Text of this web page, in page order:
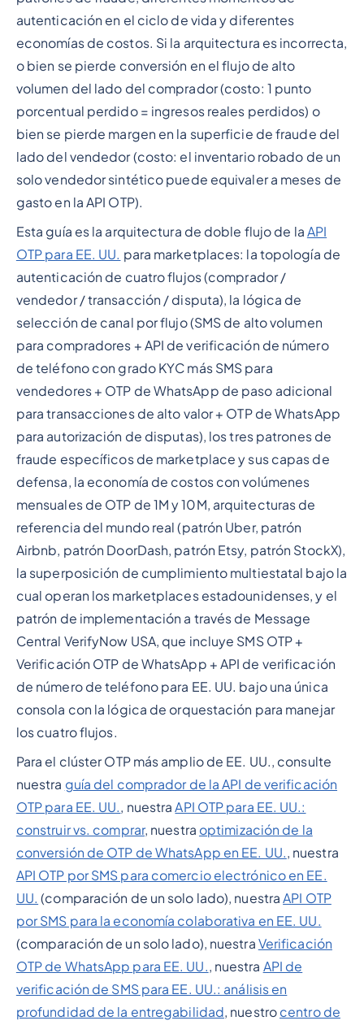
autenticación en el ciclo de vida y diferentes
economías de costos. Si la arquitectura es incorrecta,
o bien se pierde conversión en el flujo de alto
volumen del lado del comprador (costo: 1 punto
porcentual perdido = ingresos reales perdidos) o
bien se pierde margen en la superficie de fraude del
lado del vendedor (costo: el inventario robado de un
solo vendedor sintético puede equivaler a meses de
gasto en la API OTP).
Esta guía es la arquitectura de doble flujo de la API
OTP para EE. UU. para marketplaces: la topología de
autenticación de cuatro flujos (comprador /
vendedor / transacción / disputa), la lógica de
selección de canal por flujo (SMS de alto volumen
para compradores + API de verificación de número
de teléfono con grado KYC más SMS para
vendedores + OTP de WhatsApp de paso adicional
para transacciones de alto valor + OTP de WhatsApp
para autorización de disputas), los tres patrones de
fraude específicos de marketplace y sus capas de
defensa, la economía de costos con volúmenes
mensuales de OTP de 1M y 10M, arquitecturas de
referencia del mundo real (patrón Uber, patrón
Airbnb, patrón DoorDash, patrón Etsy, patrón StockX),
la superposición de cumplimiento multiestatal bajo la
cual operan los marketplaces estadounidenses, y el
patrón de implementación a través de Message
Central VerifyNow USA, que incluye SMS OTP +
Verificación OTP de WhatsApp + API de verificación
de número de teléfono para EE. UU. bajo una única
consola con la lógica de orquestación para manejar
los cuatro flujos.
Para el clúster OTP más amplio de EE. UU., consulte
nuestra guía del comprador de la API de verificación
OTP para EE. UU., nuestraAPI OTP para EE. UU.:
construir vs. comprar, nuestra optimización de la
conversión de OTP de WhatsApp en EE. UU., nuestra
API OTP por SMS para comercio electrónico en EE.
UU. (comparación de un solo lado), nuestraAPI OTP
por SMS para la economía colaborativa en EE. UU.
(comparación de un solo lado), nuestra Verificación
OTP de WhatsApp para EE. UU., nuestra API de
verificación de SMS para EE. UU.: análisis en
profundidad de la entregabilidad, nuestro centro de